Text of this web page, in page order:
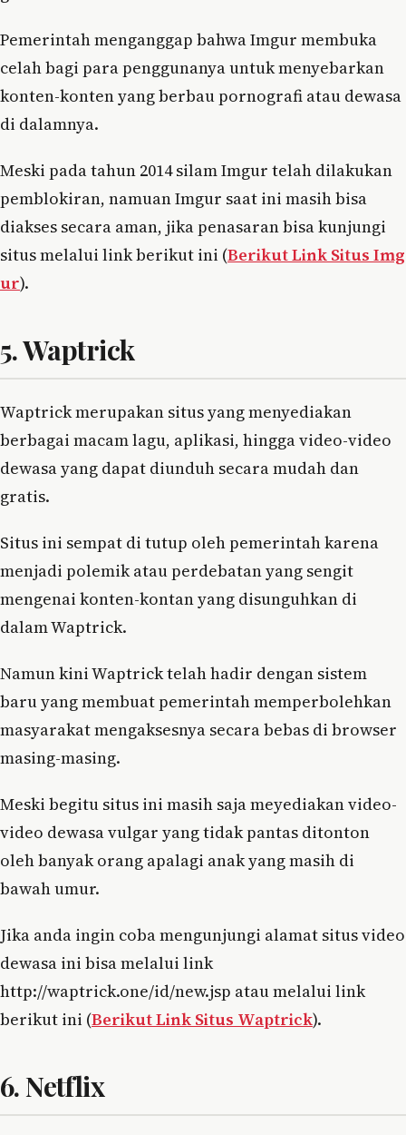
Pemerintah menganggap bahwa Imgur membuka
celah bagi para penggunanya untuk menyebarkan
konten-konten yang berbau pornografi atau dewasa
di dalamnya.
Meski pada tahun 2014 silam Imgur telah dilakukan
pemblokiran, namuan Imgur saat ini masih bisa
diakses secara aman, jika penasaran bisa kunjungi
situs melalui link berikut ini (Berikut Link Situs Img
ur).
5. Waptrick
Waptrick merupakan situs yang menyediakan
berbagai macam lagu, aplikasi, hingga video-video
dewasa yang dapat diunduh secara mudah dan
gratis.
Situs ini sempat di tutup oleh pemerintah karena
menjadi polemik atau perdebatan yang sengit
mengenai konten-kontan yang disunguhkan di
dalam Waptrick.
Namun kini Waptrick telah hadir dengan sistem
baru yang membuat pemerintah memperbolehkan
masyarakat mengaksesnya secara bebas di browser
masing-masing.
Meski begitu situs ini masih saja meyediakan video-
video dewasa vulgar yang tidak pantas ditonton
oleh banyak orang apalagi anak yang masih di
bawah umur.
Jika anda ingin coba mengunjungi alamat situs video
dewasa ini bisa melalui link
http://waptrick.one/id/new.jsp atau melalui link
berikut ini (Berikut Link Situs Waptrick).
6. Netflix